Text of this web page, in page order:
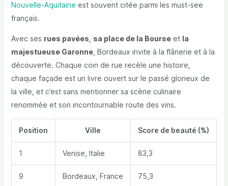
Nouvelle-Aquitaine est souvent citée parmi les must-see
français.
Avec ses rues pavées sa place de la Bourseet la
majestueuse Garonne, Bordeaux invite à la flânerie et à la
découverte. Chaque coin de rue recèle une histoire,
chaque façade est un livre ouvert sur le passé glorieux de
la ville, et c’est sans mentionner sa scène culinaire
renommée et son incontournable route des vins.
Position Ville Score de beauté (%)
1 Venise, Italie 83,3
9 Bordeaux, France 75,3